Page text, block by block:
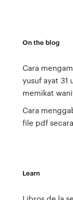
On the blog
Cara
yusuf ayat 31
memikat
Cara
file pdf
Learn